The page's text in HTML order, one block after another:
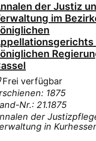
der Justiz
im
Frei verfügbar
1875
Nr.: 21.1875
der
in